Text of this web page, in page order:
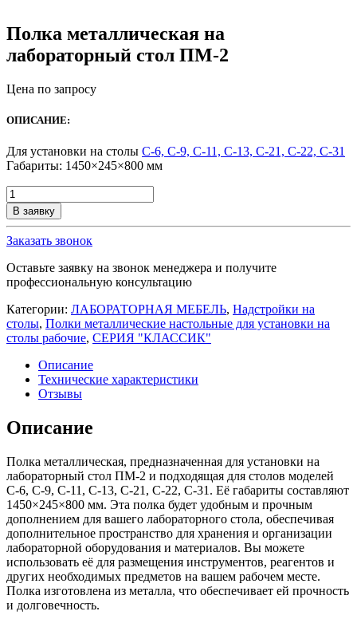
Полка металлическая на
лабораторный стол ПМ-2
Цена по запросу
ОПИСАНИЕ:
Для установки на столы С-6, С-9, С-11, С-13, С-21, С-22, С-31
Габариты: 1450×245×800 мм
Количество
товара
Полка
металлическая
на
лабораторный
стол
ПМ-2
В заявку
Заказать звонок
Оставьте заявку на звонок менеджера и получите
профессиональную консультацию
Категории: ЛАБОРАТОРНАЯ МЕБЕЛЬ, Надстройки на
столы, Полки металлические настольные для установки на
столы рабочие, СЕРИЯ "КЛАССИК"
Описание
Технические характеристики
Отзывы
Описание
Полка металлическая, предназначенная для установки на
лабораторный стол ПМ-2 и подходящая для столов моделей
С-6, С-9, С-11, С-13, С-21, С-22, С-31. Её габариты составляют
1450×245×800 мм. Эта полка будет удобным и прочным
дополнением для вашего лабораторного стола, обеспечивая
дополнительное пространство для хранения и организации
лабораторной оборудования и материалов. Вы можете
использовать её для размещения инструментов, реагентов и
других необходимых предметов на вашем рабочем месте.
Полка изготовлена из металла, что обеспечивает ей прочность
и долговечность.